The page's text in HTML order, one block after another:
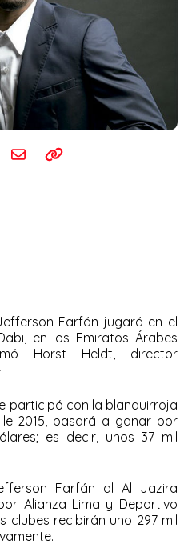
Farfán jugará en el
en los Emiratos Árabes
Horst Heldt, director
participó con la blanquirroja
2015, pasará a ganar por
es decir, unos 37 mil
Farfán al Al Jazira
Alianza Lima y Deportivo
clubes recibirán uno 297 mil